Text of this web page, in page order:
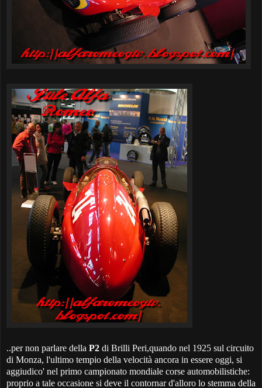
..per non parlare della P2 di Brilli Peri,quando nel 1925 sul circuito
di Monza, l'ultimo tempio della velocità ancora in essere oggi, si
aggiudico' nel primo campionato mondiale corse automobilistiche:
proprio a tale occasione si deve il contornar d'alloro lo stemma della